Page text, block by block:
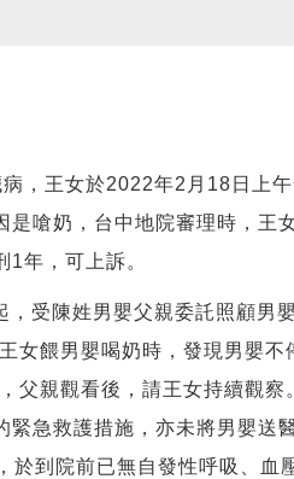
，王女於2022年2月18日上
嗆奶，台中地院審理時，王
年，可上訴。
受陳姓男嬰父親委託照顧男
餵男嬰喝奶時，發現男嬰
親觀看後，請王女持續觀
急救護措施，亦未將男嬰送
到院前已無自發性呼吸、血